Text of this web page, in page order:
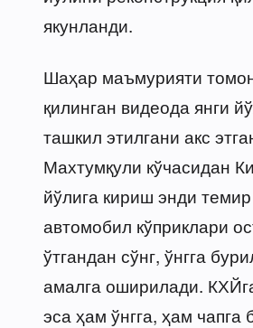
якунланди.
Шаҳар маъмурияти
қилинган видеода янги
ташкил этилгани акс
Махтумқули кўчасидан
йўлига кириш энди
автомобил кўприклари
ўтгандан сўнг, ўнгга
амалга оширилади.
эса ҳам ўнгга, ҳам чапга